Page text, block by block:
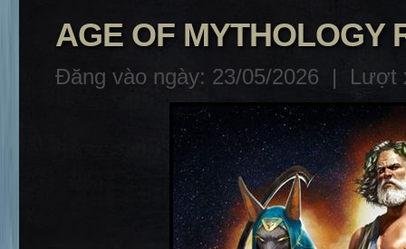
AGE OF MYTHOLOGY
Đăng vào ngày: 23/05/2026 | Lượt